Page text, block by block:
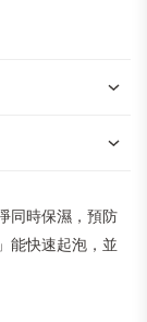
同時保濕，預防
能快速起泡，並